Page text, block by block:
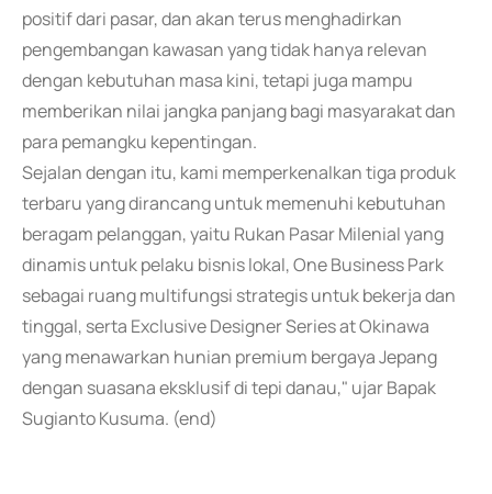
positif dari pasar, dan akan terus menghadirkan
pengembangan kawasan yang tidak hanya relevan
dengan kebutuhan masa kini, tetapi juga mampu
memberikan nilai jangka panjang bagi masyarakat dan
para pemangku kepentingan.
Sejalan dengan itu, kami memperkenalkan tiga produk
terbaru yang dirancang untuk memenuhi kebutuhan
beragam pelanggan, yaitu Rukan Pasar Milenial yang
dinamis untuk pelaku bisnis lokal, One Business Park
sebagai ruang multifungsi strategis untuk bekerja dan
tinggal, serta Exclusive Designer Series at Okinawa
yang menawarkan hunian premium bergaya Jepang
dengan suasana eksklusif di tepi danau," ujar Bapak
Sugianto Kusuma. (end)